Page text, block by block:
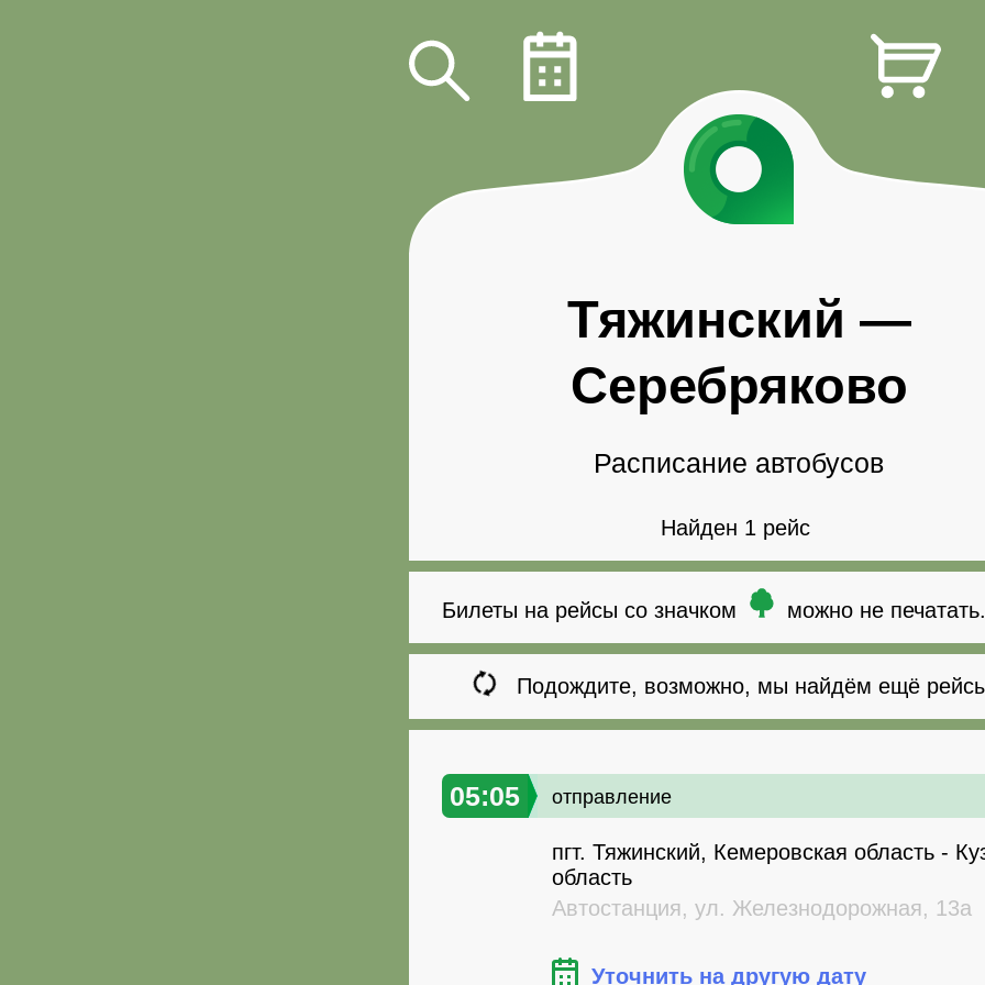
Тяжинский —
Серебряково
Расписание автобусов
Найден 1 рейс
Билеты на рейсы со значком можно не печатать.
Подождите, возможно, мы найдём ещё
05:05 отправление
пгт. Тяжинский, Кемеровская область -
область
Автостанция, ул. Железнодорожная, 13а
Уточнить на другую дату